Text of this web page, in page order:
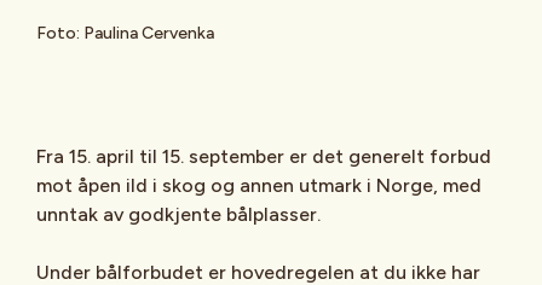
Foto: Paulina Cervenka
Fra 15. april til 15. september er det generelt forbud
mot åpen ild i skog og annen utmark i Norge, med
unntak av godkjente bålplasser.
Under bålforbudet er hovedregelen at du ikke har